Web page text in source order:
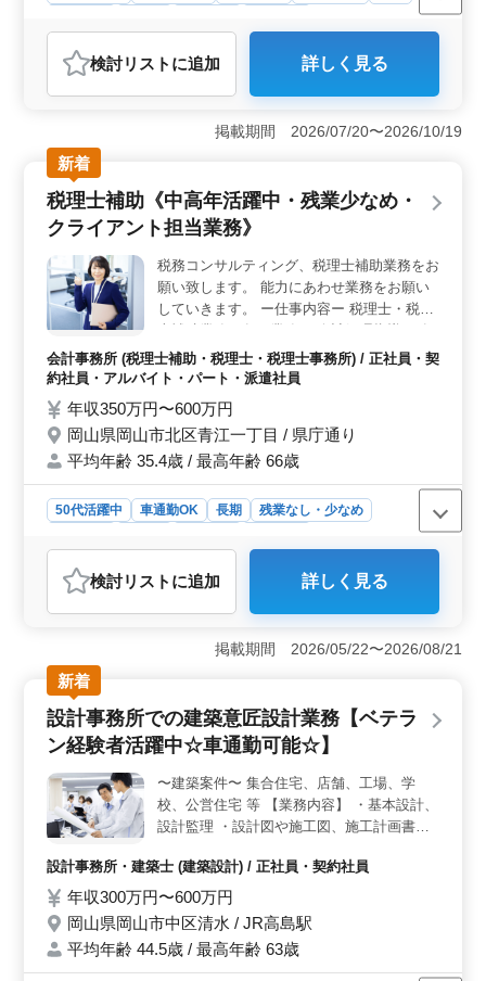
調理師・調理補助・スタッフ
おすすめポイント
＜働きやすさ＞ 4週8休制で、お休みもしっかりとれま
す。また、勤務時間は応相談で、勤務スタイルの柔軟性
もあります。 ＜経験を活かせる環境＞ 3年以上の調
理経験を活かし、活躍できます。 50代や60代の採用実
績もあり、幅広い世代が活躍できます。 ＜働きやす
い環境＞ マイカー通勤可能で、交通の便にも優れてい
ます。さらに、社会保険完備で安心して働けます。
検討リスト に追加 詳しく見る
掲載期間 2026/07/20〜2026/10/19
新着
税理士補助《中高年活躍中・残業少なめ・
クライアント担当業務》
税務コンサルティング、税理士補助業務をお
願い致します。 能力にあわせ業務をお願い
していきます。 ー仕事内容ー 税理士・税理
種申告書類の作成 ・税務監査 ・経営指導、
創業支援 ・経営コンサルタント ※長年会計
代の会計事務所経験者歓迎です。
会計事務所 (税理士補助・税理士・税理士事務所) / 正社員・契
約社員・アルバイト・パート・派遣社員
年収350万円〜600万円
岡山県岡山市北区青江一丁目 / 県庁通り
平均年齢 35.4歳 / 最高年齢 66歳
50代活躍中 車通勤OK 長期
残業なし・少なめ
会計事務所
おすすめポイント
＜中高年の活躍・残業少なめ・クライアント担当業務
＞ 経験豊富な方々が活躍する中、クライアントの税務
コンサルティングや税理士補助業務を担当していただき
ます。少人数事務所ならではのアットホームな雰囲気の
中で、長時間の残業が少ない環境で働くことができま
す。自身のスキルを存分に発揮しながら、仕事に取り組
むことができるでしょう。 ＜経験者歓迎・能力に応
年の経験者も歓迎します。個々の能力や経験に応じて業
務をお願いしていきますので、安心してご応募くださ
い。クライアントとの信頼関係を築きながら、専門知識
う。 ＜充実した福利厚生・地域密着型事務所＞ 通
勤手当や社会保険の完備など、充実した福利厚生が整っ
ています。また、地域に根ざした事務所であり、地域の
クライアントに対して信頼される存在として活躍してい
ただけます。地域社会とのつながりを大切にし、働きや
すい環境で長く働きたい方に最適な職場です。
検討リスト に追加 詳しく見る
掲載期間 2026/05/22〜2026/08/21
新着
設計事務所での建築意匠設計業務【ベテラ
ン経験者活躍中☆車通勤可能☆】
〜建築案件〜 集合住宅、店舗、工場、学
校、公営住宅 等 【業務内容】 ・基本設計、
設計監理 ・設計図や施工図、施工計画書の
わせ、現場調査業務 ・CAD操作 【備考】 ・
作業着支給 ・交通費支給 ・資格手当支給 ・
車通勤可能 ◯女性の方も歓迎 ◯年齢よりも
経験のある方募集しております ◯お気軽に
お問い合わせください♪
設計事務所・建築士 (建築設計) / 正社員・契約社員
年収300万円〜600万円
岡山県岡山市中区清水 / JR高島駅
平均年齢 44.5歳 / 最高年齢 63歳